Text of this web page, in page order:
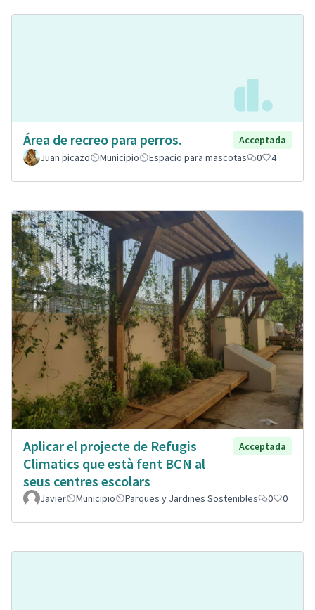
Área de recreo para perros.
Acceptada
Juan picazo
Municipio Espacio para mascotas 0 4
Aplicar el projecte de Refugis
Climatics que està fent BCN al
seus centres escolars
Acceptada
Javier Municipio Parques y Jardines Sostenibles 0 0